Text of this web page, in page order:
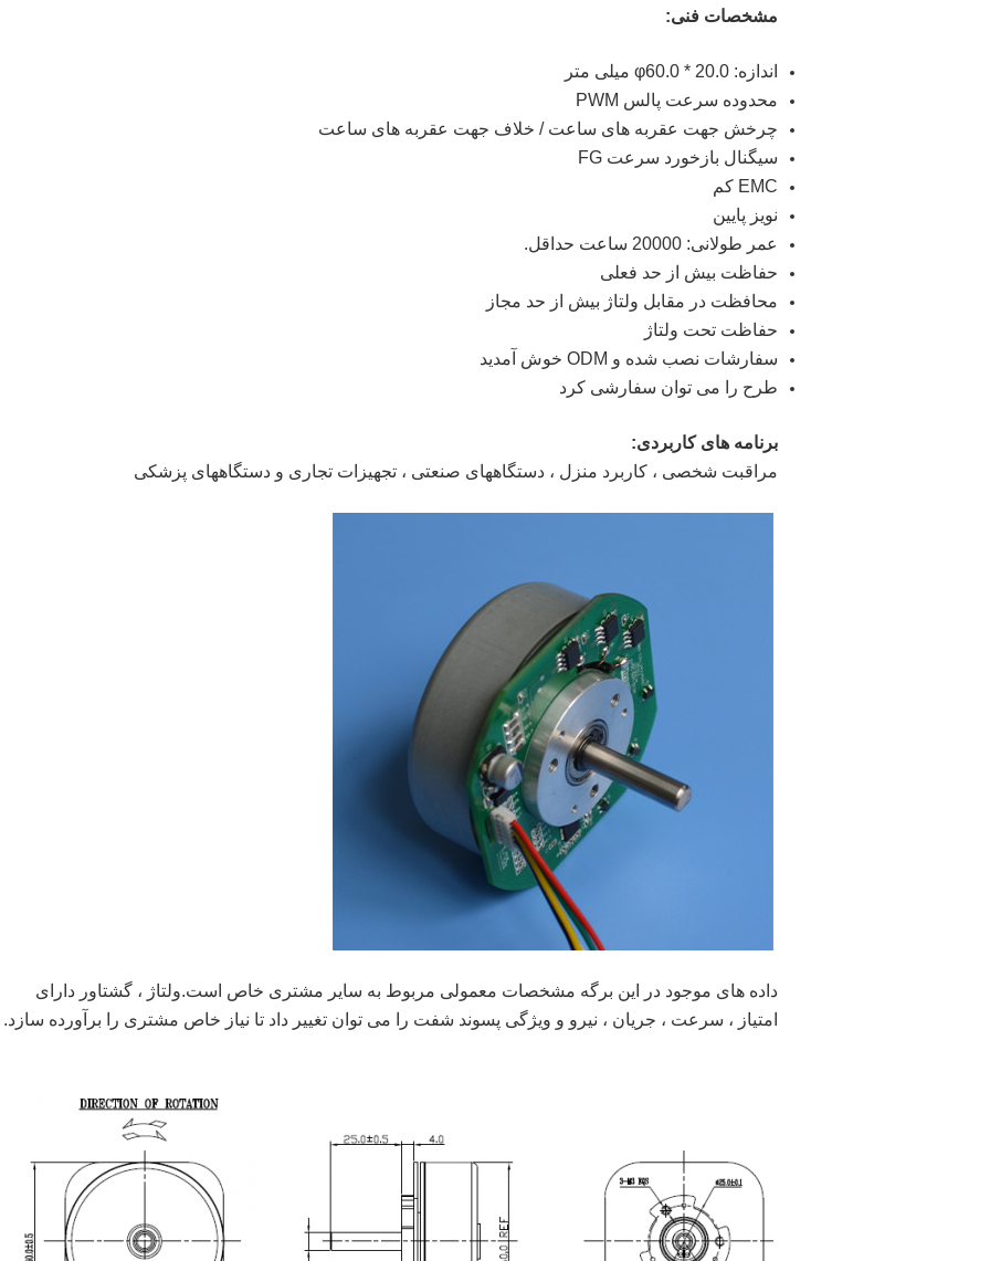
مشخصات فنی:
اندازه: φ60.0 * 20.0 میلی متر
محدوده سرعت پالس PWM
چرخش جهت عقربه های ساعت / خلاف جهت عقربه های ساعت
سیگنال بازخورد سرعت FG
EMC کم
نویز پایین
عمر طولانی: 20000 ساعت حداقل.
حفاظت بیش از حد فعلی
محافظت در مقابل ولتاژ بیش از حد مجاز
حفاظت تحت ولتاژ
سفارشات نصب شده و ODM خوش آمدید
طرح را می توان سفارشی کرد
برنامه های کاربردی:
مراقبت شخصی ، کاربرد منزل ، دستگاههای صنعتی ، تجهیزات تجاری و دستگاههای پزشکی
داده های موجود در این برگه مشخصات معمولی مربوط به سایر مشتری خاص است.ولتاژ ، گشتاور دارای
امتیاز ، سرعت ، جریان ، نیرو و ویژگی پسوند شفت را می توان تغییر داد تا نیاز خاص مشتری را برآورده سازد.